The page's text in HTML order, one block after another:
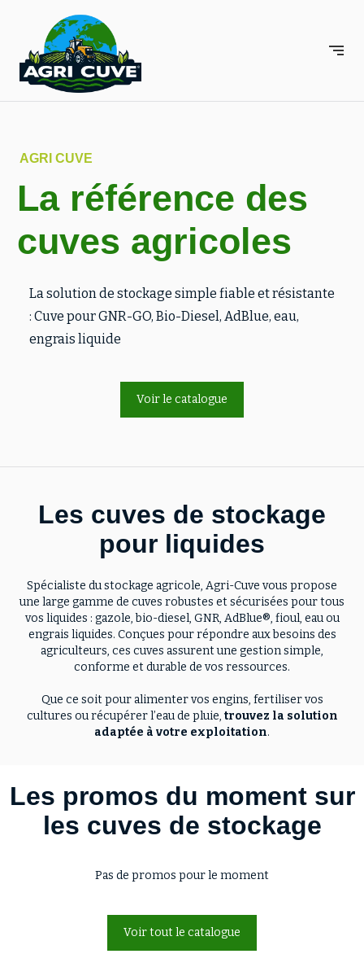
AGRI CUVE
La référence des
cuves agricoles
La solution de stockage simple fiable et résistante
: Cuve pour GNR-GO, Bio-Diesel, AdBlue, eau,
engrais liquide
Voir le catalogue
Les cuves de stockage
pour liquides
Spécialiste du stockage agricole, Agri-Cuve vous propose
une large gamme de cuves robustes et sécurisées pour tous
vos liquides : gazole, bio-diesel, GNR, AdBlue®, fioul, eau ou
engrais liquides. Conçues pour répondre aux besoins des
agriculteurs, ces cuves assurent une gestion simple,
conforme et durable de vos ressources.
Que ce soit pour alimenter vos engins, fertiliser vos
cultures ou récupérer l’eau de pluie, trouvez la solution
adaptée à votre exploitation.
Les promos du moment sur
les cuves de stockage
Pas de promos pour le moment
Voir tout le catalogue